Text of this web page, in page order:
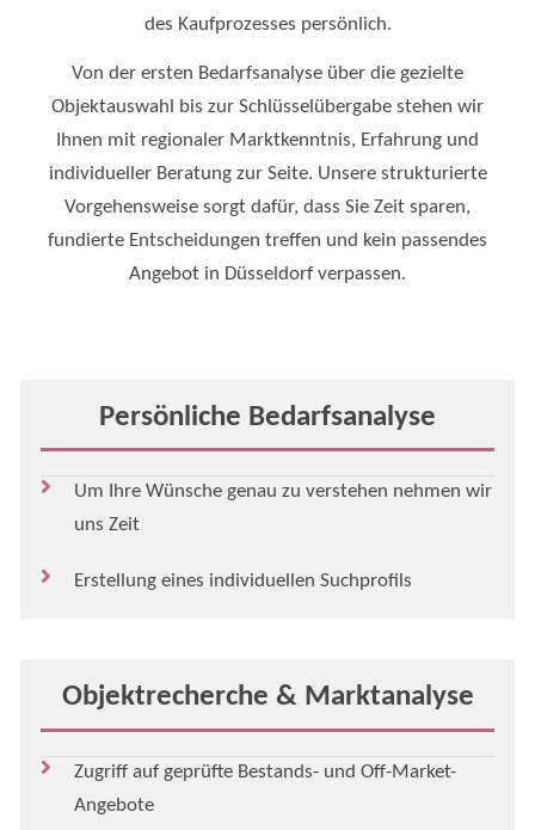
des Kaufprozesses persönlich.
Von der ersten Bedarfsanalyse über die gezielte
Objektauswahl bis zur Schlüsselübergabe stehen wir
Ihnen mit regionaler Marktkenntnis, Erfahrung und
individueller Beratung zur Seite. Unsere strukturierte
Vorgehensweise sorgt dafür, dass Sie Zeit sparen,
fundierte Entscheidungen treffen und kein passendes
Angebot in Düsseldorf verpassen.
Persönliche Bedarfsanalyse
Um Ihre Wünsche genau zu verstehen nehmen wir
uns Zeit
Erstellung eines individuellen Suchprofils
Objekt­recherche & Markt­analyse
Zugriff auf geprüfte Bestands- und Off-Market-
Angebote